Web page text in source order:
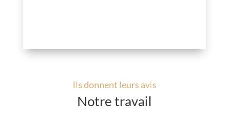
Ils donnent leurs avis
Notre travail